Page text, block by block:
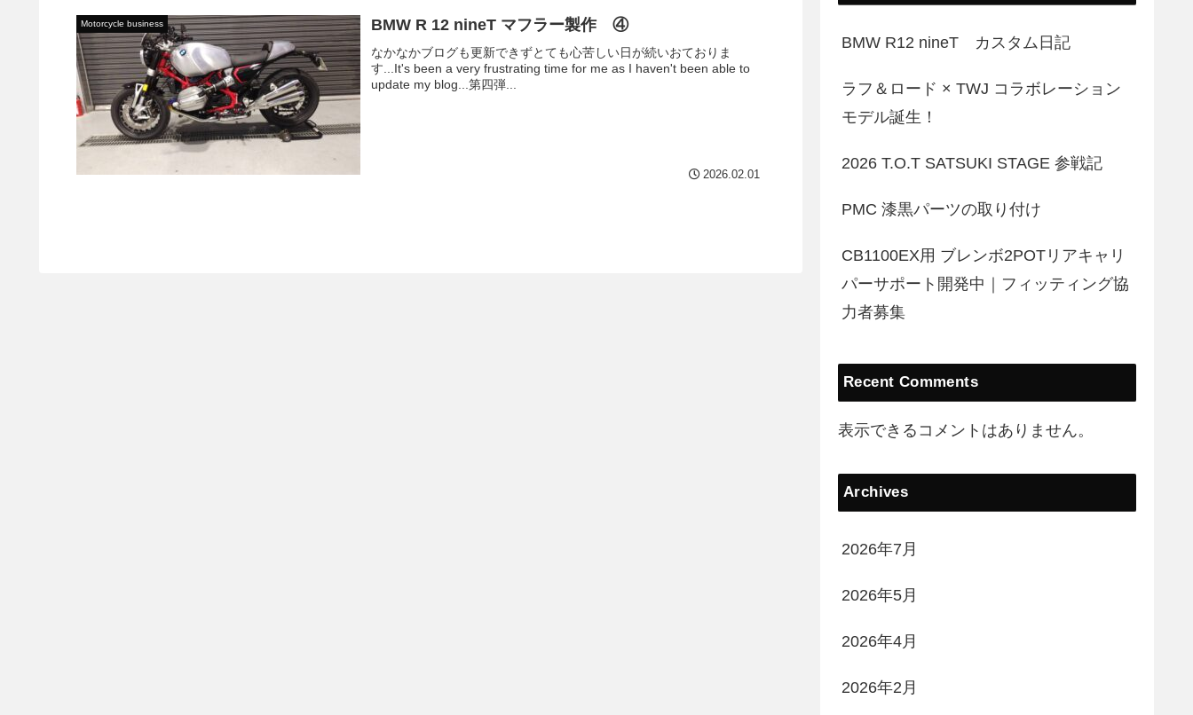
Motorcycle business BMW R 12 nineT マフラー製作 ④
なかなかブログも更新できずとても心苦しい日が続いおておりま
す...It's been a very frustrating time for me as I haven't been able to
update my blog...第四弾...
2026.02.01
BMW R12 nineT カスタム日記
ラフ＆ロード × TWJ コラボレーション
モデル誕生！
2026 T.O.T SATSUKI STAGE 参戦記
PMC 漆黒パーツの取り付け
CB1100EX用 ブレンボ2POTリアキャリ
パーサポート開発中｜フィッティング協
力者募集
Recent Comments
表示できるコメントはありません。
Archives
2026年7月
2026年5月
2026年4月
2026年2月